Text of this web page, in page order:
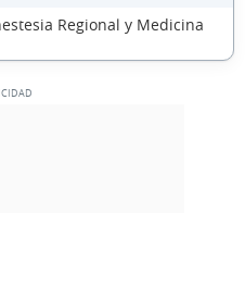
Regional y Medicina